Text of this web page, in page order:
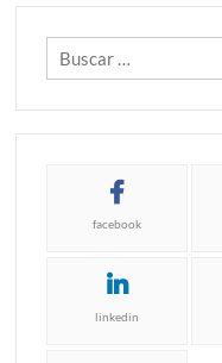
facebook
linkedin